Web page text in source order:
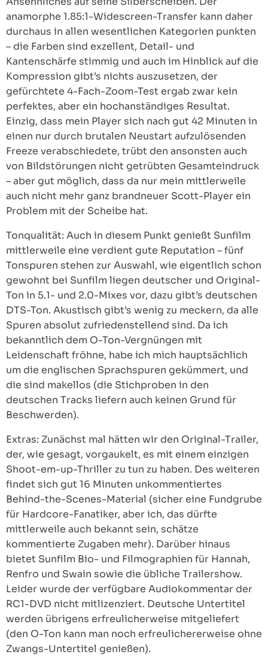
anamorphe 1.85:1-Widescreen-Transfer kann daher
durchaus in allen wesentlichen Kategorien punkten
– die Farben sind exzellent, Detail- und
Kantenschärfe stimmig und auch im Hinblick auf die
Kompression gibt’s nichts auszusetzen, der
gefürchtete 4-Fach-Zoom-Test ergab zwar kein
perfektes, aber ein hochanständiges Resultat.
Einzig, dass mein Player sich nach gut 42 Minuten in
einen nur durch brutalen Neustart aufzulösenden
Freeze verabschiedete, trübt den ansonsten auch
von Bildstörungen nicht getrübten Gesamteindruck
– aber gut möglich, dass da nur mein mittlerweile
auch nicht mehr ganz brandneuer Scott-Player ein
Problem mit der Scheibe hat.
Tonqualität: Auch in diesem Punkt genießt Sunfilm
mittlerweile eine verdient gute Reputation – fünf
Tonspuren stehen zur Auswahl, wie eigentlich schon
gewohnt bei Sunfilm liegen deutscher und Original-
Ton in 5.1- und 2.0-Mixes vor, dazu gibt’s deutschen
DTS-Ton. Akustisch gibt’s wenig zu meckern, da alle
Spuren absolut zufriedenstellend sind. Da ich
bekanntlich dem O-Ton-Vergnüngen mit
Leidenschaft fröhne, habe ich mich hauptsächlich
um die englischen Sprachspuren gekümmert, und
die sind makellos (die Stichproben in den
deutschen Tracks liefern auch keinen Grund für
Beschwerden).
Extras: Zunächst mal hätten wir den Original-Trailer,
der, wie gesagt, vorgaukelt, es mit einem einzigen
Shoot-em-up-Thriller zu tun zu haben. Des weiteren
findet sich gut 16 Minuten unkommentiertes
Behind-the-Scenes-Material (sicher eine Fundgrube
für Hardcore-Fanatiker, aber ich, das dürfte
mittlerweile auch bekannt sein, schätze
kommentierte Zugaben mehr). Darüber hinaus
bietet Sunfilm Bio- und Filmographien für Hannah,
Renfro und Swain sowie die übliche Trailershow.
Leider wurde der verfügbare Audiokommentar der
RC1-DVD nicht mitlizenziert. Deutsche Untertitel
werden übrigens erfreulicherweise mitgeliefert
(den O-Ton kann man noch erfreulichererweise ohne
Zwangs-Untertitel genießen).